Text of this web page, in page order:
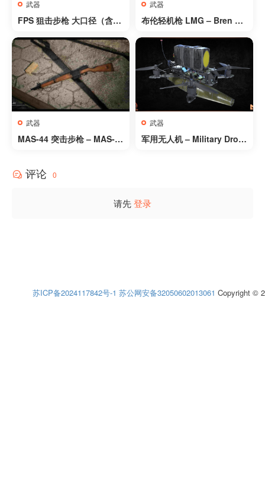
武器
FPS 狙击步枪 大口径（含动
ge Calibre (Animations)
武器
布伦轻机枪 LMG – Bren Li
武器
MAS-44 突击步枪 – MAS-4
武器
军用无人机 – Military Dron
评论 0
请先登录
苏ICP备2024117842号-1 苏公网安备32050602013061 Copyright ©